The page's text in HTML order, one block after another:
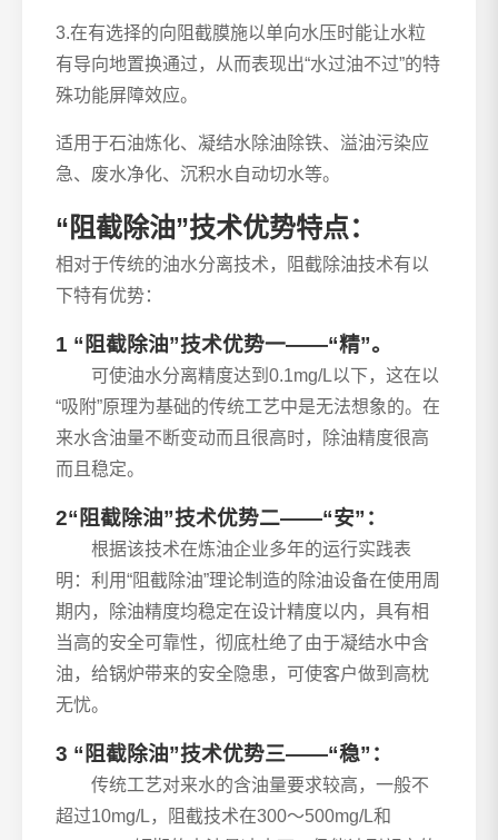
3.在有选择的向阻截膜施以单向水压时能让水粒
有导向地置换通过，从而表现出“水过油不过”的特
殊功能屏障效应。
适用于石油炼化、凝结水除油除铁、溢油污染应
急、废水净化、沉积水自动切水等。
“阻截除油”技术优势特点：
相对于传统的油水分离技术，阻截除油技术有以
下特有优势：
1 “阻截除油”技术优势一——“精”。
可使油水分离精度达到0.1mg/L以下，这在以
“吸附”原理为基础的传统工艺中是无法想象的。在
来水含油量不断变动而且很高时，除油精度很高
而且稳定。
2“阻截除油”技术优势二——“安”：
根据该技术在炼油企业多年的运行实践表
明：利用“阻截除油”理论制造的除油设备在使用周
期内，除油精度均稳定在设计精度以内，具有相
当高的安全可靠性，彻底杜绝了由于凝结水中含
油，给锅炉带来的安全隐患，可使客户做到高枕
无忧。
3 “阻截除油”技术优势三——“稳”：
传统工艺对来水的含油量要求较高，一般不
超过10mg/L，阻截技术在300～500mg/L和